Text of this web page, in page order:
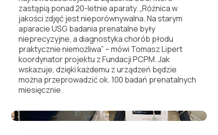
zastąpią ponad 20-letnie aparaty. „Różnica w
jakości zdjęć jest nieporównywalna. Na starym
aparacie USG badania prenatalne były
nieprecyzyjne, a diagnostyka chorób płodu
praktycznie niemożliwa” – mówi Tomasz Lipert
koordynator projektu z Fundacji PCPM. Jak
wskazuje, dzięki każdemu z urządzeń będzie
można przeprowadzić ok. 100 badań prenatalnych
miesięcznie.